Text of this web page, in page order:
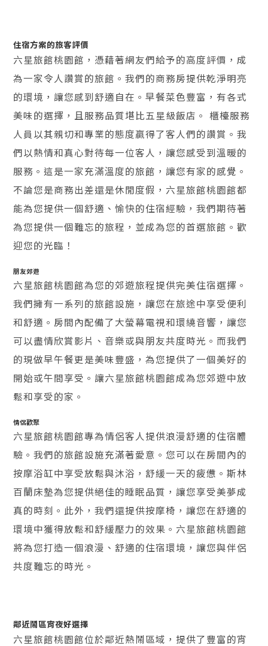
住宿方案的旅客評價
六星旅館桃園館，憑藉著網友們給予的高度評價，成
為一家令人讚賞的旅館。我們的商務房提供乾淨明亮
的環境，讓您感到舒適自在。早餐菜色豐富，有各式
美味的選擇，且服務品質堪比五星級飯店。 櫃檯服務
人員以其親切和專業的態度贏得了客人們的讚賞。我
們以熱情和真心對待每一位客人，讓您感受到溫暖的
服務。這是一家充滿溫度的旅館，讓您有家的感覺。
不論您是商務出差還是休閒度假，六星旅館桃園館都
能為您提供一個舒適、愉快的住宿經驗，我們期待著
為您提供一個難忘的旅程，並成為您的首選旅館。歡
迎您的光臨！
朋友郊遊
六星旅館桃園館為您的郊遊旅程提供完美住宿選擇。
我們擁有一系列的旅館設施，讓您在旅途中享受便利
和舒適。房間內配備了大螢幕電視和環繞音響，讓您
可以盡情欣賞影片、音樂或與朋友共度時光。而我們
的現做早午餐更是美味豐盛，為您提供了一個美好的
開始或午間享受。讓六星旅館桃園館成為您郊遊中放
鬆和享受的家。
情侶歡聚
六星旅館桃園館專為情侶客人提供浪漫舒適的住宿體
驗。我們的旅館設施充滿著愛意。您可以在房間內的
按摩浴缸中享受放鬆與沐浴，舒緩一天的疲憊。斯林
百蘭床墊為您提供絕佳的睡眠品質，讓您享受美夢成
真的時刻。此外，我們還提供按摩椅，讓您在舒適的
環境中獲得放鬆和舒緩壓力的效果。六星旅館桃園館
將為您打造一個浪漫、舒適的住宿環境，讓您與伴侶
共度難忘的時光。
鄰近鬧區宵夜好選擇
六星旅館桃園館位於鄰近熱鬧區域，提供了豐富的宵